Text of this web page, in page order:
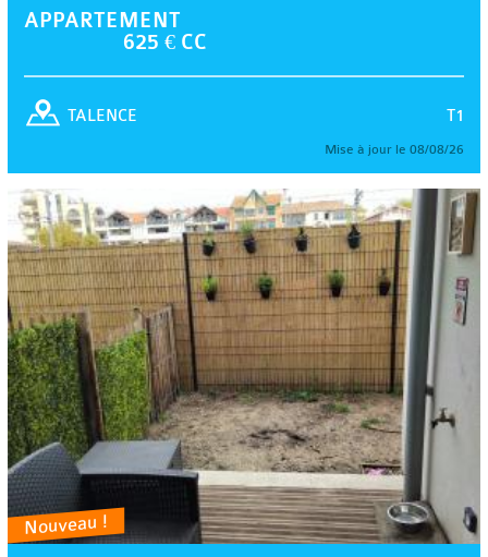
APPARTEMENT
625 € CC
T1
TALENCE
Mise à jour le 08/08/26
Nouveau !